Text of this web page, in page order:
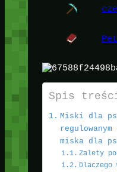
Spis
Miski dla
miska dla
Zalety
Dlaczego